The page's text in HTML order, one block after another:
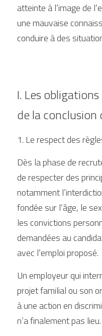
atteinte à l’image de
une mauvaise
conduire à des
I. Les
de la
1. Le respect des
Dès la phase de
de respecter des
notamment
fondée sur l’âge, le
les convictions
demandées au
avec l’emploi proposé.
Un employeur qui
projet familial ou son
à une action en
n’a finalement pas lieu.